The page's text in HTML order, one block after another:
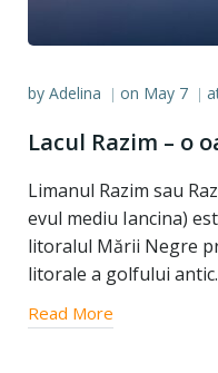
by Adelina | on May 7 |
Lacul Razim – o
Limanul Razim sau
evul mediu Iancina)
litoralul Mării Negre
litorale a golfului antic.
Read More